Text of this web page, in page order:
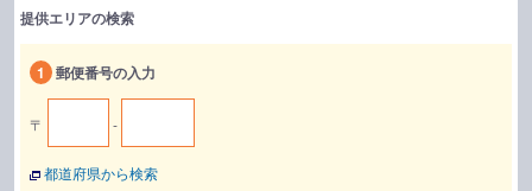
提供エリアの検索
1 郵便番号の入力
〒 -
都道府県から検索